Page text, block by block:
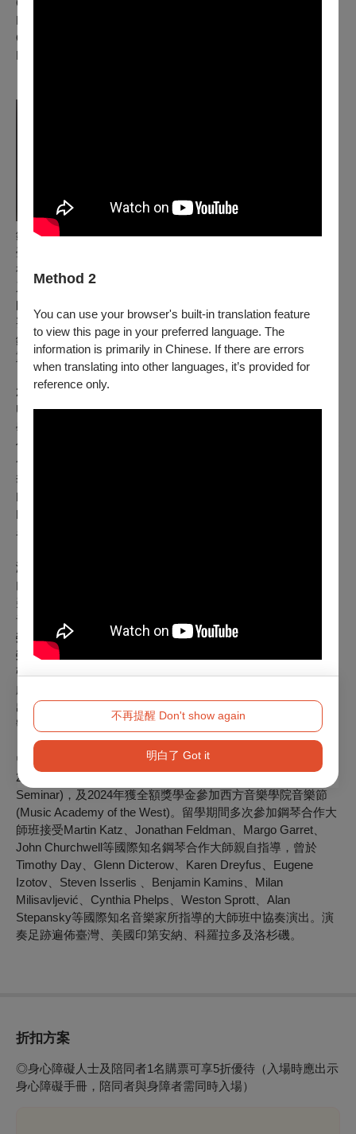
Method 2
You can use your browser's built-in translation feature
to view this page in your preferred language. The
information is primarily in Chinese. If there are errors
when translating into other languages, it’s provided for
reference only.
不再提醒 Don't show again
明白了 Got it
Baik學習樂團片段，且以一年聘考入芝加哥Grant Park
Orchestra，之後考進Lexington Philharmonic Orchestra 及
Dayton Philharmonic Orchestra。
鋼 琴｜楊雅婷
臺南市人，楊雅婷是位活躍的鋼琴合作家。曾就讀於臺南市永
福國小、大成國中、臺南女中音樂班及國立臺灣師範大學音樂
系主修鋼琴。大學畢業後，繼而完成在臺南女中實習並考取教
師證書。在臺期間曾獲鋼琴比賽獎項，包括衛武營全國音樂大
賽高中音樂班組鋼琴第二名、臺南市學生音樂比賽高中團體組
鋼琴三重奏特優第一名、全國學生音樂比賽高中團體組鋼琴三
重奏優等第一名。
2016年獲獎學金赴美深造，於美國印第安納大學 (Indiana
University Bloomington) 取得鋼琴演奏碩士，之後更獲全額獎
學金，於同校修習鋼琴合作取得演奏家文憑，期間擔任鋼琴合
作助教。2021年獲全額獎學金進入美國科羅拉多大學攻讀鋼琴
合作博士，並擔任鋼琴合作助教。先後師事陳怡婷、黃琬玲、
李威龍、黃惠鈴、陳冠宇、Norman Krieger、Anne
Epperson、 Chih-Yi Chen、Futaba Niekawa、Charles
Prestinari、
名演奏及教育家。
演出經驗豐富，留美期間參與各項器樂與聲樂個別課，並於校
內外積極舉辦參與獨奏會、合作音樂會、大師班及比賽，包括
美國全國小號比賽 (National Trumpet Competition)，協助女高
音Dawna Rae Warren參與協奏曲比賽 (Honors Competition)
榮獲首獎，與小號家Noah Mennenga參與Bruce Ekstrand比賽
榮獲第二名，並擔任合唱團(CU Boulder University Choir)、管
弦樂團 (CU Boulder Symphony Orchestra) 鋼琴、歌劇及音樂
劇 (CU Boulder Eklund Opera Program)彩排鋼琴家，協助演
出威爾第歌劇《法斯塔夫》與莫里．葉斯頓音樂劇《鐵達尼
號》等作品。
曾受邀參與錄製作曲家Michael Udow的歌劇A Wall of Two。
2022年參加二重奏526奏鳴曲研習營 (duo526 Sonata
Seminar)，及2024年獲全額獎學金參加西方音樂學院音樂節
(Music Academy of the West)。留學期間多次參加鋼琴合作大
師班接受Martin Katz、Jonathan Feldman、Margo Garret、
John Churchwell等國際知名鋼琴合作大師親自指導，曾於
Timothy Day、Glenn Dicterow、Karen Dreyfus、Eugene
Izotov、Steven Isserlis 、Benjamin Kamins、Milan
Milisavljević、Cynthia Phelps、Weston Sprott、Alan
Stepansky等國際知名音樂家所指導的大師班中協奏演出。演
奏足跡遍佈臺灣、美國印第安納、科羅拉多及洛杉磯。
折扣方案
◎身心障礙人士及陪同者1名購票可享5折優待（入場時應出示
身心障礙手冊，陪同者與身障者需同時入場）